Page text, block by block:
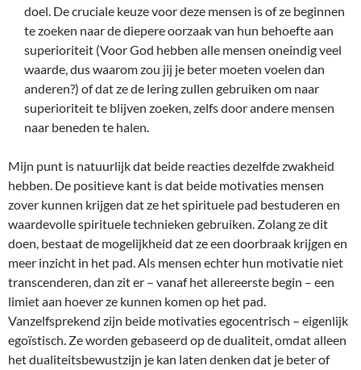
doel. De cruciale keuze voor deze mensen is of ze beginnen
te zoeken naar de diepere oorzaak van hun behoefte aan
superioriteit (Voor God hebben alle mensen oneindig veel
waarde, dus waarom zou jij je beter moeten voelen dan
anderen?) of dat ze de lering zullen gebruiken om naar
superioriteit te blijven zoeken, zelfs door andere mensen
naar beneden te halen.
Mijn punt is natuurlijk dat beide reacties dezelfde zwakheid
hebben. De positieve kant is dat beide motivaties mensen
zover kunnen krijgen dat ze het spirituele pad bestuderen en
waardevolle spirituele technieken gebruiken. Zolang ze dit
doen, bestaat de mogelijkheid dat ze een doorbraak krijgen en
meer inzicht in het pad. Als mensen echter hun motivatie niet
transcenderen, dan zit er – vanaf het allereerste begin – een
limiet aan hoever ze kunnen komen op het pad.
Vanzelfsprekend zijn beide motivaties egocentrisch – eigenlijk
egoïstisch. Ze worden gebaseerd op de dualiteit, omdat alleen
het dualiteitsbewustzijn je kan laten denken dat je beter of